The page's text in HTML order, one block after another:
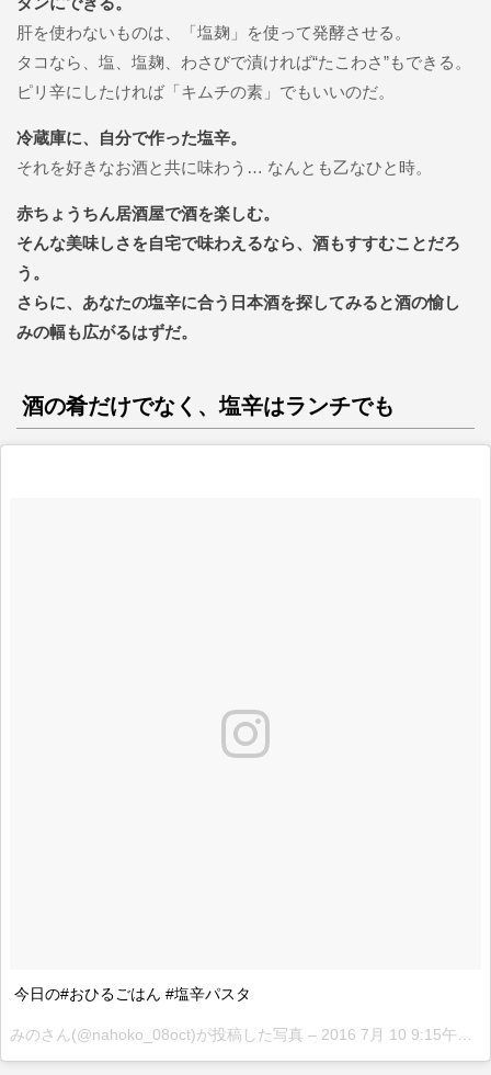
肝を使わないものは、「塩麹」を使って発酵させる。
タコなら、塩、塩麹、わさびで漬ければ“たこわさ”もできる。
ピリ辛にしたければ「キムチの素」でもいいのだ。
冷蔵庫に、自分で作った塩辛。
それを好きなお酒と共に味わう… なんとも乙なひと時。
赤ちょうちん居酒屋で酒を楽しむ。
そんな美味しさを自宅で味わえるなら、酒もすすむことだろ
う。
さらに、あなたの塩辛に合う日本酒を探してみると酒の愉し
みの幅も広がるはずだ。
酒の肴だけでなく、塩辛はランチでも
今日の#おひるごはん #塩辛パスタ
みのさん(@nahoko_08oct)が投稿した写真 – 2016 7月 10 9:15午後 PDT